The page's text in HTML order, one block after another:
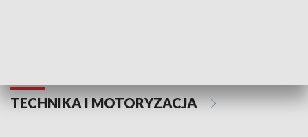
TECHNIKA I MOTORYZACJA